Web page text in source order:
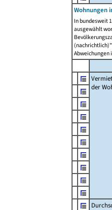
Wohnungen
In bundesweit
ausgewählt
Abweichungen
der